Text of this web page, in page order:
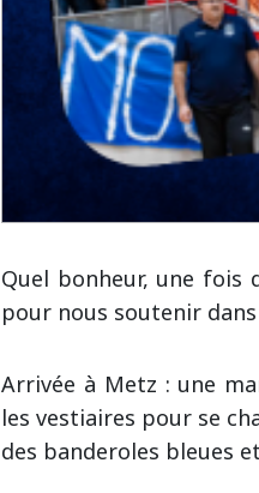
Quel bonheur, une fois
pour nous soutenir
Arrivée à Metz : une
les vestiaires pour se
des banderoles bleues